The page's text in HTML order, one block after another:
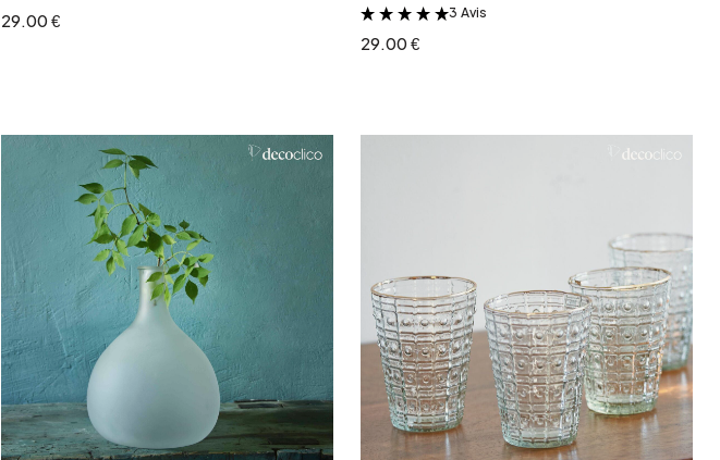
29.00 €
&
3 Avis
29.00 €
Ajouter au panier Ajouter au panier